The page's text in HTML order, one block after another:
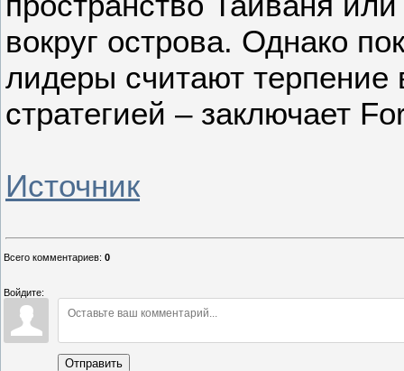
вокруг острова. Однако
лидеры считают
стратегией – заключает
Источник
Всего комментариев: 0
Войдите:
Отправить